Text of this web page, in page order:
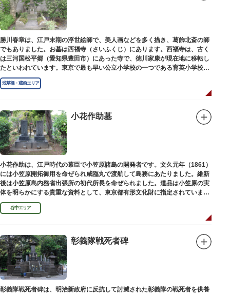
勝川春章は、江戸末期の浮世絵師で、美人画などを多く描き、葛飾北斎の師
でもありました。お墓は西福寺（さいふくじ）にあります。西福寺は、古く
は三河国松平郷（愛知県豊田市）にあった寺で、徳川家康が現在地に移転し
たといわれています。東京で最も早い公立小学校の一つである育英小学校の
発祥の地としても知られています。
浅草橋・蔵前エリア
小花作助墓
小花作助は、江戸時代の幕臣で小笠原諸島の開発者です。文久元年（1861）
には小笠原開拓御用を命ぜられ咸臨丸で渡航して島務にあたりました。維新
後は小笠原島内務省出張所の初代所長を命ぜられました。遺品は小笠原の実
体を明らかにする貴重な資料として、東京都有形文化財に指定されていま
す。お墓は谷中霊園にあります。
谷中エリア
彰義隊戦死者碑
彰義隊戦死者碑は、明治新政府に反抗して討滅された彰義隊の戦死者を供養